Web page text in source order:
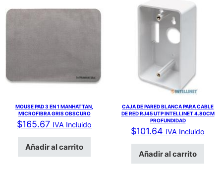
MOUSE PAD 3 EN 1 MANHATTAN,
MICROFIBRA GRIS OBSCURO
$165.67 IVA Incluido
Añadir al carrito
CAJA DE PARED BLANCA PARA CABLE
DE RED RJ45 UTP INTELLINET 4.80CM
PROFUNDIDAD
$101.64 IVA Incluido
Añadir al carrito